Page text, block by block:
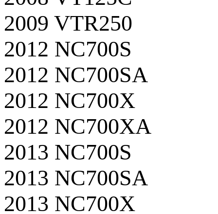
2009 VTR250
2012 NC700S
2012 NC700SA
2012 NC700X
2012 NC700XA
2013 NC700S
2013 NC700SA
2013 NC700X